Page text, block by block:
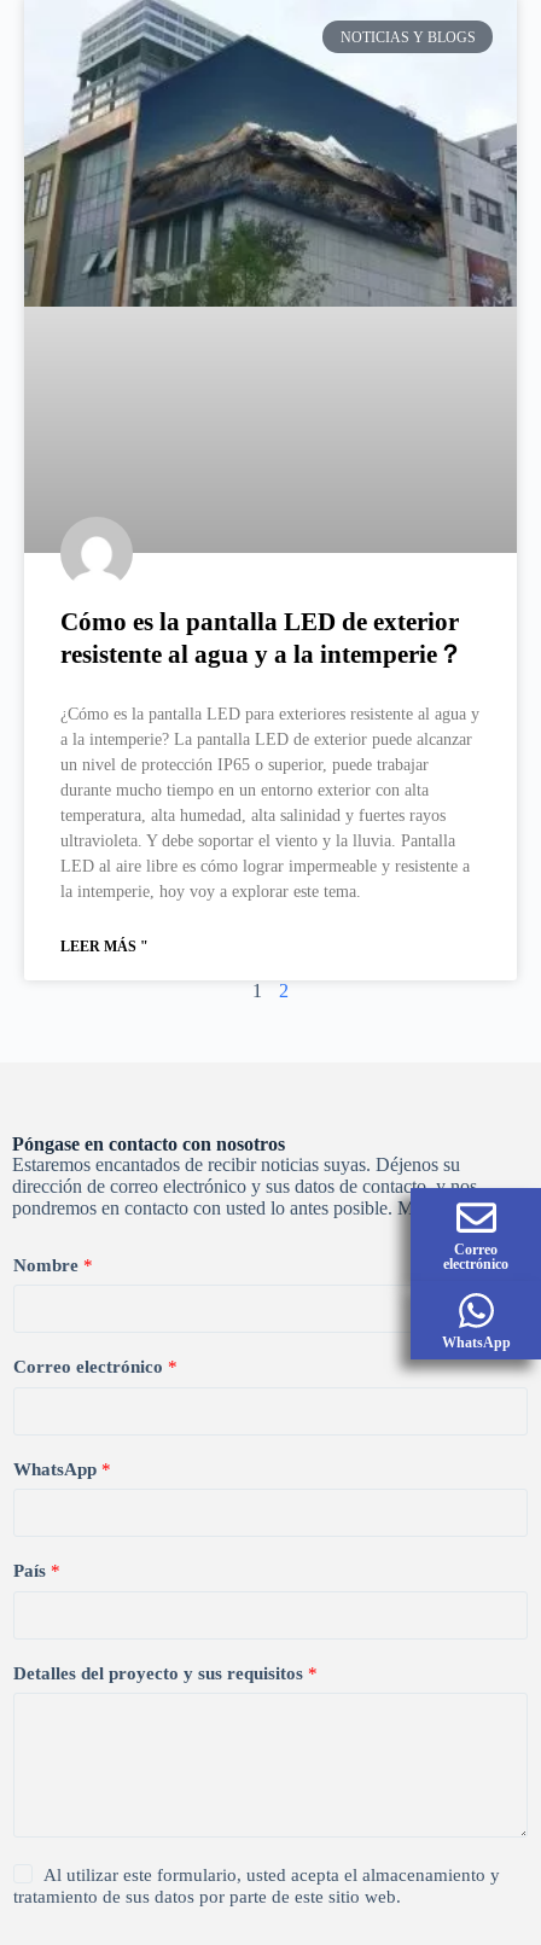
NOTICIAS Y BLOGS
Cómo es la pantalla LED de exterior
resistente al agua y a la intemperie？
¿Cómo es la pantalla LED para exteriores resistente al agua y
a la intemperie? La pantalla LED de exterior puede alcanzar
un nivel de protección IP65 o superior, puede trabajar
durante mucho tiempo en un entorno exterior con alta
temperatura, alta humedad, alta salinidad y fuertes rayos
ultravioleta. Y debe soportar el viento y la lluvia. Pantalla
LED al aire libre es cómo lograr impermeable y resistente a
la intemperie, hoy voy a explorar este tema.
LEER MÁS "
1 2
Póngase en contacto con nosotros
Estaremos encantados de recibir noticias suyas. Déjenos su
dirección de correo electrónico y sus datos de contacto, y nos
pondremos en contacto con usted lo antes posible. Muchas gracias.
Nombre *
Correo electrónico *
WhatsApp *
País *
Detalles del proyecto y sus requisitos *
*
Al utilizar este formulario, usted acepta el almacenamiento y
tratamiento de sus datos por parte de este sitio web.
Correo
electrónico
WhatsApp